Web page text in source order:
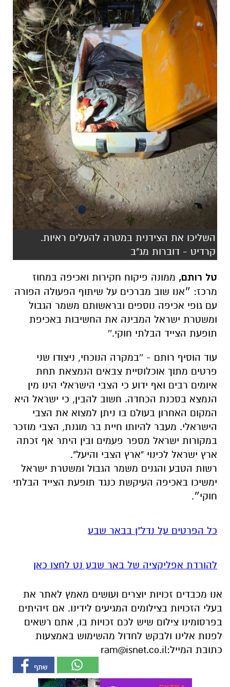
השליכו את הצידנית במטרה להעלים ראיות.
קרדיט - דוברות מג"ב
טל רותם, ממונה פיקוח חקירות ואכיפה במחוז
מרכז: ״אנו שוב מברכים על שיתוף הפעולה הפורה
עם גופי אכיפה נוספים ובראשותם משמר הגבול
ומשטרת ישראל המבינה את החשיבות באכיפת
תופעת הצייד הבלתי חוקי.''
עוד הוסיף רותם - ''במקרה הנוכחי, ניצודו שני
פרטים מתוך אוכלוסיית צבאים הנמצאת תחת
איומים רבים ואף ידוע כי הצבי הישראלי הינו מין
הנמצא בסכנת הכחדה. חשוב להבין, כי ישראל היא
המקום האחרון בעולם בו ניתן למצוא את הצבי
הישראלי. מעבר להיותו חיית בר מוגנת, הצבי מוזכר
במקורות ישראל מספר פעמים ובין היתר אף זכתה
ארץ ישראל לכינוי "ארץ הצבי והיעל".
רשות הטבע והגנים משמר הגבול ומשטרת ישראל
ימשיכו באכיפה העיקשת כנגד תופעת הצייד הבלתי
חוקי״.
כל הפרטים על נדל"ן בבאר שבע
להורדת אפליקציה של באר שבע נט לחצו כאן
אנו מכבדים זכויות יוצרים ועושים מאמץ לאתר את
בעלי הזכויות בצילומים המגיעים לידינו. אם זיהיתים
בפרסומינו צילום שיש לכם זכויות בו, אתם רשאים
לפנות אלינו ולבקש לחדול מהשימוש באמצעות
כתובת המייל:ram@isnet.co.il